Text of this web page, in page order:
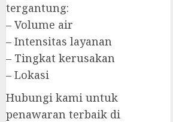
tergantung:
– Volume air
– Intensitas layanan
– Tingkat kerusakan
– Lokasi
Hubungi kami untuk
penawaran terbaik di